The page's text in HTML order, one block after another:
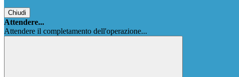
Chiudi
Attendere...
Attendere il completamento dell'operazione...